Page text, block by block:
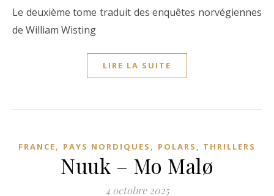
Le deuxième tome traduit des enquêtes norvégiennes
de William Wisting
LIRE LA SUITE
FRANCE, PAYS NORDIQUES , POLARS, THRILLERS
Nuuk – Mo Malø
4 octobre 2025